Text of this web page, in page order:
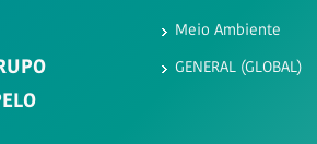
Meio Ambiente
GENERAL (GLOBAL)